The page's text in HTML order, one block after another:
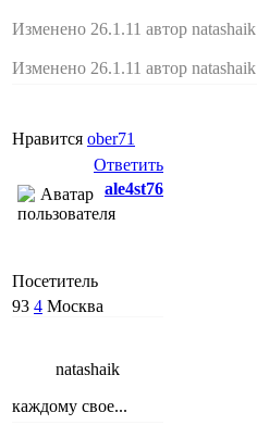
Изменено 26.1.11 автор natashaik
Изменено 26.1.11 автор natashaik
Нравится ober71
Ответить
ale4st76
Посетитель
93 4 Москва
natashaik
каждому свое...